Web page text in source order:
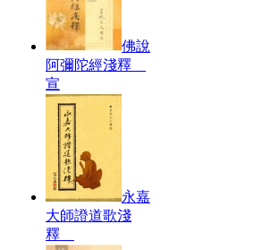
佛說
阿彌陀經淺釋
宣
永嘉
大師證道歌淺
釋